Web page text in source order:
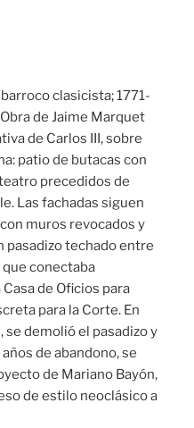
clasicista; 1771-
de Jaime Marquet
de Carlos III, sobre
patio de butacas con
precedidos de
Las fachadas siguen
muros revocados y
pasadizo techado entre
conectaba
de Oficios para
para la Corte. En
se demolió el pasadizo y
de abandono, se
de Mariano Bayón,
de estilo neoclásico a